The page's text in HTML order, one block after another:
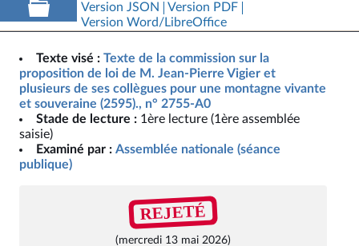
Version JSON
Version PDF
Version Word/LibreOffice
Texte visé : Texte de la commission sur la
proposition de loi de M. Jean-Pierre Vigier et
plusieurs de ses collègues pour une montagne vivante
et souveraine (2595)., n° 2755-A0
Stade de lecture : 1ère lecture (1ère assemblée
saisie)
Examiné par : Assemblée nationale (séance
publique)
REJETÉ
(mercredi 13 mai 2026)